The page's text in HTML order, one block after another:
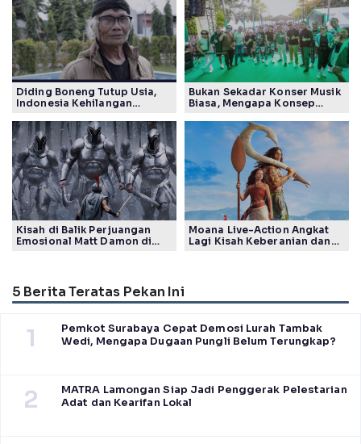
Diding Boneng Tutup Usia,
Indonesia Kehilangan
Generasi
Bukan Sekadar Konser Musik
Biasa, Mengapa Konsep
Tuai Pujian Banyak Pihak
Kisah di Balik Perjuangan
Emosional Matt Damon di
Moana Live-Action Angkat
Lagi Kisah Keberanian dan
5 Berita Teratas Pekan Ini
1
Pemkot Surabaya Cepat Demosi Lurah Tambak
Wedi, Mengapa Dugaan Pungli Belum Terungkap?
2
MATRA Lamongan Siap Jadi Penggerak Pelestarian
Adat dan Kearifan Lokal